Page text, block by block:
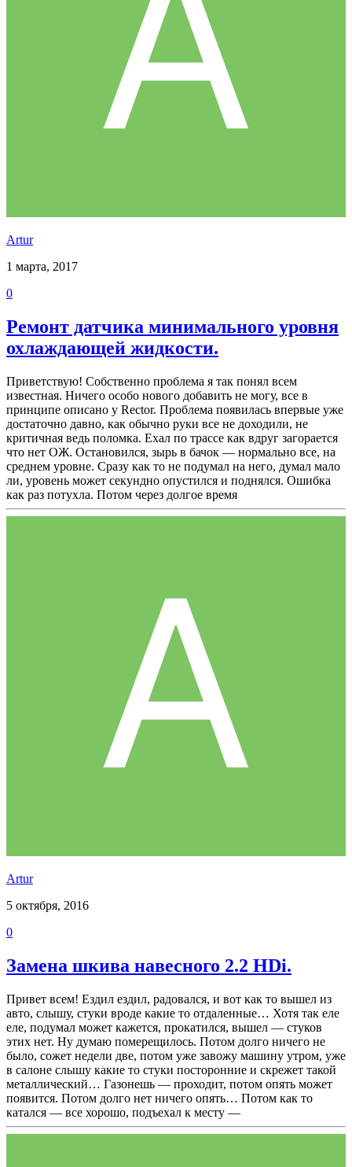
Аrtur
1 марта, 2017
0
Ремонт датчика минимального уровня
охлаждающей жидкости.
Приветствую! Собственно проблема я так понял всем
известная. Ничего особо нового добавить не могу, все в
принципе описано у Rector. Проблема появилась впервые уже
достаточно давно, как обычно руки все не доходили, не
критичная ведь поломка. Ехал по трассе как вдруг загорается
что нет ОЖ. Остановился, зырь в бачок — нормально все, на
среднем уровне. Сразу как то не подумал на него, думал мало
ли, уровень может секундно опустился и поднялся. Ошибка
как раз потухла. Потом через долгое время
Аrtur
5 октября, 2016
0
Замена шкива навесного 2.2 HDi.
Привет всем! Ездил ездил, радовался, и вот как то вышел из
авто, слышу, стуки вроде какие то отдаленные… Хотя так еле
еле, подумал может кажется, прокатился, вышел — стуков
этих нет. Ну думаю померещилось. Потом долго ничего не
было, сожет недели две, потом уже завожу машину утром, уже
в салоне слышу какие то стуки посторонние и скрежет такой
металлический… Газонешь — проходит, потом опять может
появится. Потом долго нет ничего опять… Потом как то
катался — все хорошо, подъехал к месту —